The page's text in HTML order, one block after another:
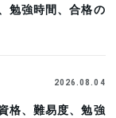
勉強時間、合格の
2026.08.04
格、難易度、勉強